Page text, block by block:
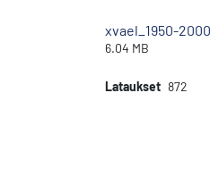
xvael_1950-
6.04 MB
Lataukset 872